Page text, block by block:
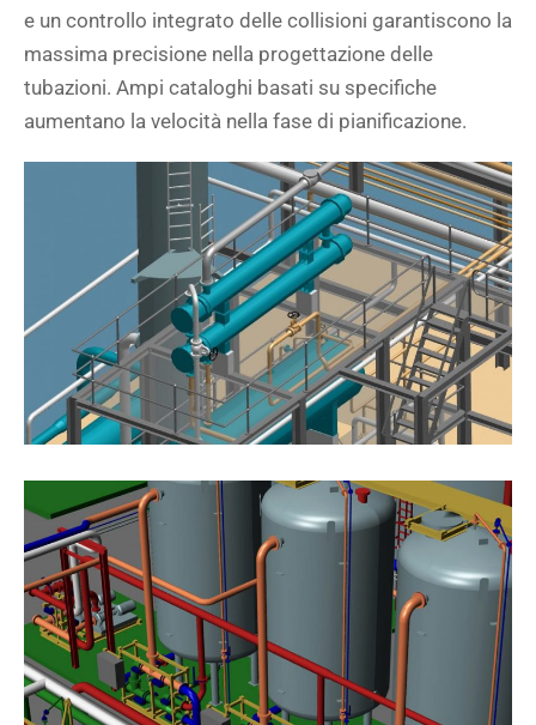
e un controllo integrato delle collisioni garantiscono la
massima precisione nella progettazione delle
tubazioni. Ampi cataloghi basati su specifiche
aumentano la velocità nella fase di pianificazione.